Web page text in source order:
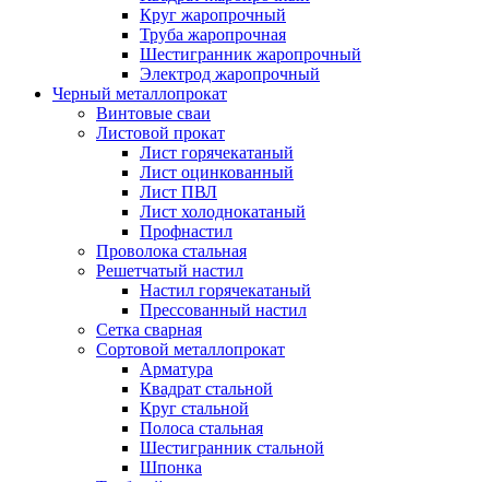
Круг жаропрочный
Труба жаропрочная
Шестигранник жаропрочный
Электрод жаропрочный
Черный металлопрокат
Винтовые сваи
Листовой прокат
Лист горячекатаный
Лист оцинкованный
Лист ПВЛ
Лист холоднокатаный
Профнастил
Проволока стальная
Решетчатый настил
Настил горячекатаный
Прессованный настил
Сетка сварная
Сортовой металлопрокат
Арматура
Квадрат стальной
Круг стальной
Полоса стальная
Шестигранник стальной
Шпонка